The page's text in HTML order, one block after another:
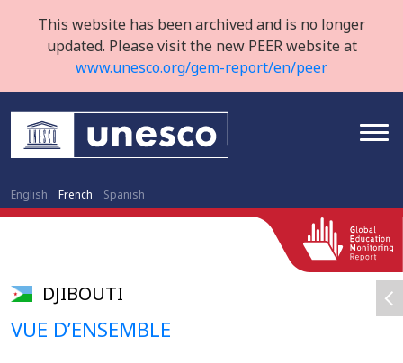
This website has been archived and is no longer
updated. Please visit the new PEER website at
www.unesco.org/gem-report/en/peer
English French Spanish
DJIBOUTI
VUE D’ENSEMBLE